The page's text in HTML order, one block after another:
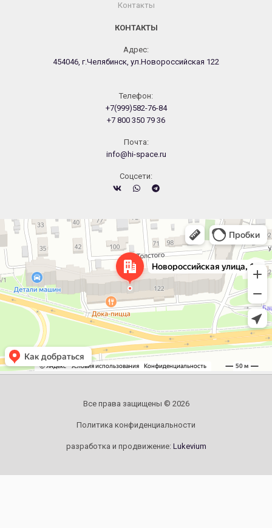
Контакты
КОНТАКТЫ
Адрес:
454046, г.Челябинск, ул.Новороссийская 122
Телефон:
+7(999)582-76-84
+7 800 350 79 36
Почта:
info@hi-space.ru
Cоцсети:
Челябинск
Новороссийская улица, 122 — Яндекс.Карты
Все права защищены © 2026
Политика конфиденциальности
разработка и продвижение: Lukevium